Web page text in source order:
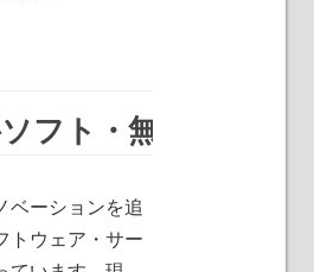
フト・無料サービ
ベーションを追
トウェア・サー